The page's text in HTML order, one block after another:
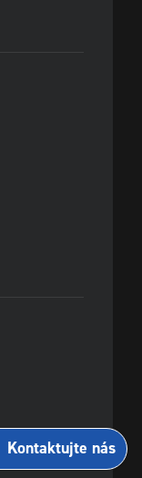
Kontaktujte nás